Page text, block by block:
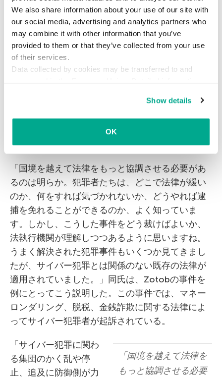
We also share information about your use of our site with
our social media, advertising and analytics partners who
may combine it with other information that you’ve
provided to them or that they’ve collected from your use
of their services.
Data collected by cookies may be transferred to and
processed in the European Union. Detailed information
Show details
OK
サイバーセキュリティのリサーチャーは、より悪
質な攻撃 – とくに銀行を狙うトロイの木馬や金銭
詐欺を行うボットネット – に対する法的調査のペ
こうした捜査の遅さから、Facebookは法的措置が
実施される前にKoobface関連調査の詳細公開に踏
み切った。しかしウィリアムズ氏は、状況は好転
していると指摘する。
「国境を越えて法律をもっと協調させる必要があ
るのは明らか。犯罪者たちは、どこで法律が緩い
のか、何をすれば気づかれないか、どうやれば逮
捕を免れることができるのか、よく知っていま
す。しかし、こうした事件をどう裁けばよいか、
法執行機関が理解しつつあるように思いますね。
うまく解決された犯罪事件もいくつか見てきまし
たが、サイバー犯罪とは関係のない既存の法律が
適用されていました。」同氏は、Zotobの事件を
例にとってこう説明した。この事件では、マネー
ロンダリング、脱税、金銭詐欺に関する法律によ
ってサイバー犯罪者が起訴されている。
「国境を越えて法律を
もっと協調させる必要
「サイバー犯罪に関わ
る集団のかく乱や停
止、追及に防御側が力